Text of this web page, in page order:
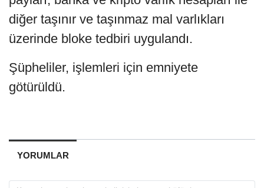
diğer taşınır ve taşınmaz mal varlıkları
üzerinde bloke tedbiri uygulandı.
Şüpheliler, işlemleri için emniyete
götürüldü.
YORUMLAR